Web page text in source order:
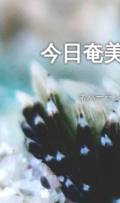
今日奄
ネバーラ